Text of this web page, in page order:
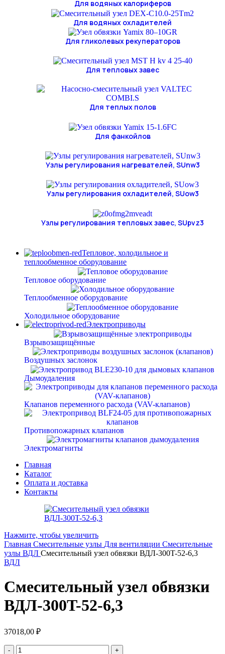
Для водяных калориферов
Для водяных охладителей
Для гликолевых рекуператоров
Для тепловых завес
Для теплых полов
Для фанкойлов
Узлы регулирования нагревателей, SUnw3
Узлы регулирования охладителей, SUow3
Узлы регулирования тепловых завес, SUpvz3
Тепловое, холодильное и
теплообменное оборудование
Тепловое оборудование
Теплообменное оборудование
Холодильное оборудование
Электроприводы
Взрывозащищённые
Воздушных заслонок
Дымоудаления
Клапанов переменного расхода (VAV-клапанов)
Противопожарных клапанов
Электромагниты
Главная
Каталог
Оплата и доставка
Контакты
Нажмите, чтобы увеличить
Главная Смесительные узлы Для вентиляции Смесительные
узлы ВДЛ Смесительный узел обвязки ВДЛ-300T-52-6,3
ВДЛ
Смесительный узел обвязки
ВДЛ-300T-52-6,3
37018,00 ₽